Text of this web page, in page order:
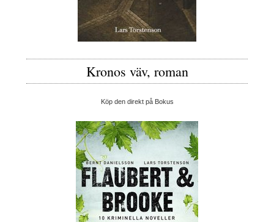
Kronos väv, roman
Köp den direkt på Bokus